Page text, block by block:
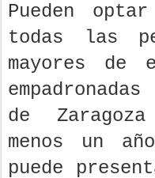
Pueden
todas las
mayores de
de
menos un
puede